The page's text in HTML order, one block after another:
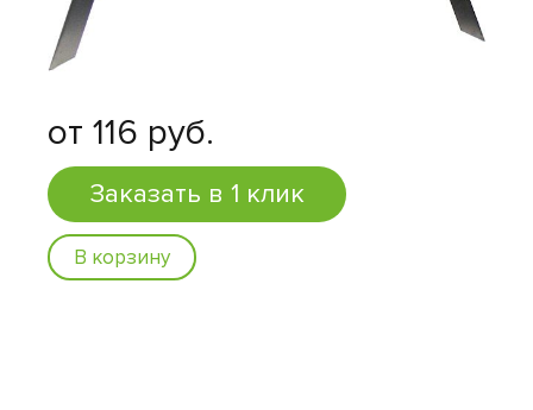
от 116 руб.
Заказать в 1 клик
В корзину